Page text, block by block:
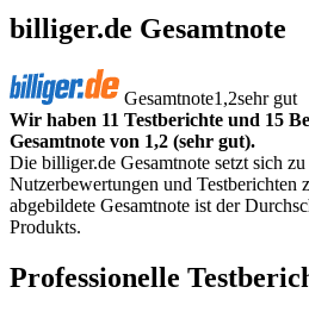
billiger.de Gesamtnote
Gesamtnote1,2sehr gut
Wir haben 11 Testberichte und 15
Gesamtnote von 1,2 (sehr gut).
Die billiger.de Gesamtnote setzt sich
Nutzerbewertungen und Testberichten
abgebildete Gesamtnote ist der
Produkts.
Professionelle